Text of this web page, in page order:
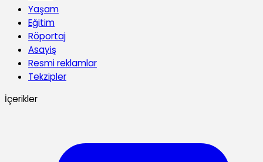
Yaşam
Eğitim
Röportaj
Asayiş
Resmi reklamlar
Tekzipler
İçerikler